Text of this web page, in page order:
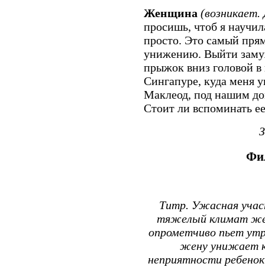
Женщина (возникает.
просишь, чтоб я
просто. Это самый
унижению. Выйти
прыжок вниз головой
Сингапуре, куда меня
Маклеод, под нашим
Стоит ли вспоминать
Титр. Ужасная
тяжелый климат
опрометчиво пьет
жену унижает
неприятности